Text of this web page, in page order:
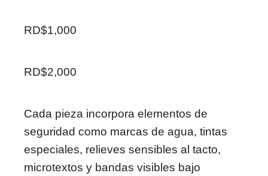
RD$1,000
RD$2,000
Cada pieza incorpora elementos de
seguridad como marcas de agua, tintas
especiales, relieves sensibles al tacto,
microtextos y bandas visibles bajo